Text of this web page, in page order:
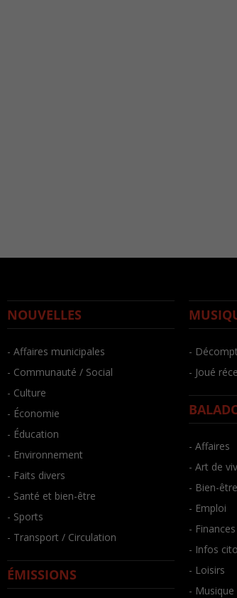
NOUVELLES
- Affaires municipales
- Communauté / Social
- Culture
- Économie
- Éducation
- Environnement
- Faits divers
- Santé et bien-être
- Sports
- Transport / Circulation
ÉMISSIONS
-
- Joué
- Affaires
- Art de
- Bien-être
- Emploi
- Finances
- Infos
- Loisirs
- Musique